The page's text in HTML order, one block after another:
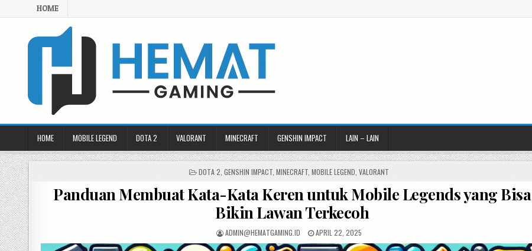
to
HOME
HOME MOBILE LEGEND DOTA 2 VALORANT MINECRAFT GENSHIN IMPACT LAIN – LAIN
POSTED
DOTA 2 ,GENSHIN IMPACT ,MINECRAFT ,MOBILE LEGEND ,VALORANT
Panduan Membuat Kata-Kata Keren untuk Mobile Legends yang Bisa
Bikin Lawan Terkecoh
POSTED
BY
ADMIN@HEMATGAMING.ID
POSTED
ON
APRIL 22, 2025